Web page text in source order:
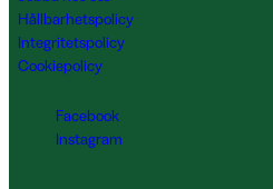
Hållbarhetspolicy
Integritetspolicy
Cookiepolicy
Facebook
Instagram